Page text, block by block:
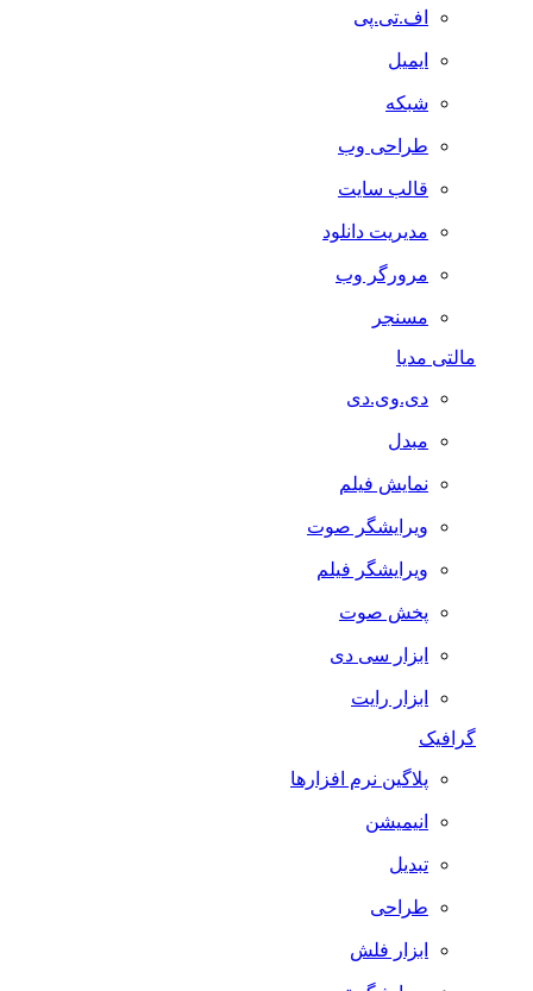
اف.تی.پی
ایمیل
شبکه
طراحی وب
قالب سایت
مدیریت دانلود
مرورگر وب
مسنجر
مالتی مدیا
دی.وی.دی
مبدل
نمایش فیلم
ویرایشگر صوت
ویرایشگر فیلم
پخش صوت
ابزار سی دی
ابزار رایت
گرافیک
پلاگین نرم افزارها
انیمیشن
تبدیل
طراحی
ابزار فلش